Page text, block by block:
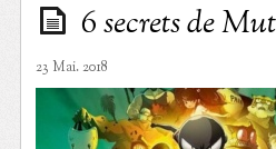
6 secrets de
23 Mai. 2018